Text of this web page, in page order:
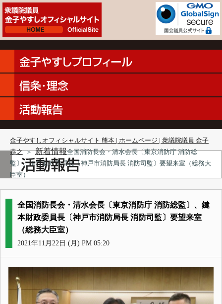
金子やすしオフィシャルサイト 熊本 | ホームページ | 衆議院議員 金子
恭之 ＞ 新着情報全国消防長会・清水会長〔東京消防庁 消防総
監〕、鍵本財政委員長〔神戸市消防局長 消防司監〕要望来室（総務大
臣室）
全国消防長会・清水会長〔東京消防庁 消防総監〕、鍵
本財政委員長〔神戸市消防局長 消防司監〕要望来室
（総務大臣室）
2021年11月22日 (月) PM 05:20